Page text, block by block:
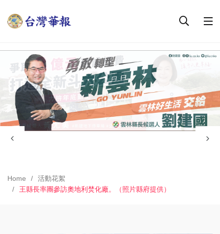
Home
活動花絮
王縣長率團參訪奧地利焚化廠。（照片縣府提供）